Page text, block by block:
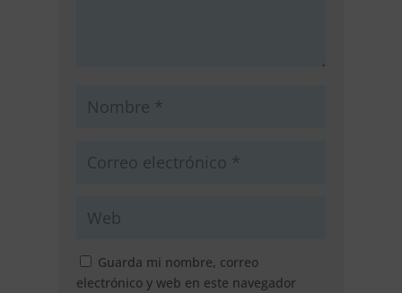
Guarda mi nombre, correo
electrónico y web en este navegador